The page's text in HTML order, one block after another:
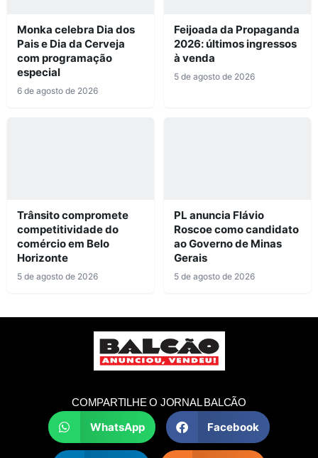
Monka celebra Dia dos
Pais e Dia da Cerveja
com programação
especial
6 de agosto de 2026
Feijoada da Propaganda
2026: últimos ingressos
à venda
5 de agosto de 2026
Trânsito compromete
competitividade do
comércio em Belo
Horizonte
5 de agosto de 2026
PL anuncia Flávio
Roscoe como candidato
ao Governo de Minas
Gerais
5 de agosto de 2026
COMPARTILHE O JORNAL BALCÃO
WhatsApp Facebook